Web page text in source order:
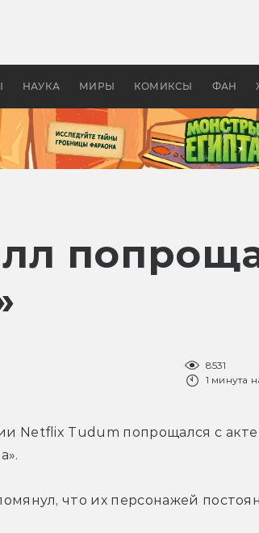
НАУКА МИРЫ КОМИКСЫ ФАН
апокалипсис, в России —
8531
1 минута
Netflix Tudum попрощался с
что их персонажей